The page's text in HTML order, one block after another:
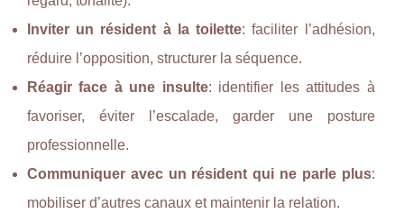
Inviter un résident à la toilette: faciliter l’adhésion,
réduire l’opposition, structurer la séquence.
Réagir face à une insulte: identifier les attitudes à
favoriser, éviter l’escalade, garder une posture
professionnelle.
Communiquer avec un résident qui ne parle plus:
mobiliser d’autres canaux et maintenir la relation.